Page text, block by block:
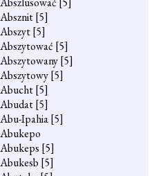
Absznit[5]
Abszyt[5]
Abszytować [5]
Abszytowany[5]
Abszytowy[5]
Abucht[5]
Abudat[5]
Abu-Ipahia[5]
Abukepo
Abukeps [5]
Abukesb [5]